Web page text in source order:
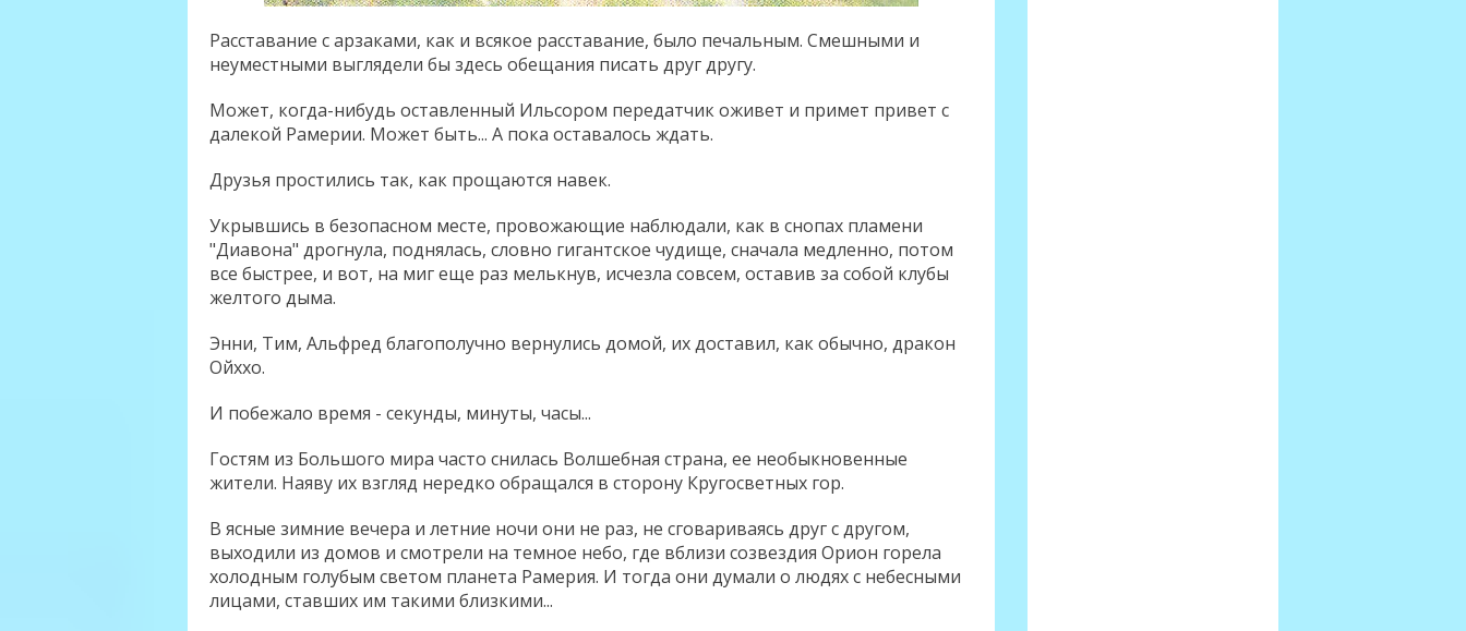
Расставание с арзаками, как и всякое расставание, было печальным. Смешными и
неуместными выглядели бы здесь обещания писать друг другу.
Может, когда-нибудь оставленный Ильсором передатчик оживет и примет привет с
далекой Рамерии. Может быть... А пока оставалось ждать.
Друзья простились так, как прощаются навек.
Укрывшись в безопасном месте, провожающие наблюдали, как в снопах пламени
"Диавона" дрогнула, поднялась, словно гигантское чудище, сначала медленно, потом
все быстрее, и вот, на миг еще раз мелькнув, исчезла совсем, оставив за собой клубы
желтого дыма.
Энни, Тим, Альфред благополучно вернулись домой, их доставил, как обычно, дракон
Ойххо.
И побежало время - секунды, минуты, часы...
Гостям из Большого мира часто снилась Волшебная страна, ее необыкновенные
жители. Наяву их взгляд нередко обращался в сторону Кругосветных гор.
В ясные зимние вечера и летние ночи они не раз, не сговариваясь друг с другом,
выходили из домов и смотрели на темное небо, где вблизи созвездия Орион горела
холодным голубым светом планета Рамерия. И тогда они думали о людях с небесными
лицами, ставших им такими близкими...